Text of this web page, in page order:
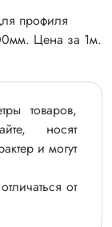
профиля
Цена за 1м.
товаров,
носят
и могут
от